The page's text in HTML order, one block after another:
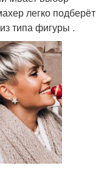
легко подберёт
типа фигуры .